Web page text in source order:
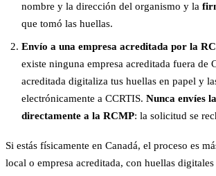
nombre y la dirección del organismo y la
que tomó las huellas.
Envío a una empresa acreditada por la
existe ninguna empresa acreditada fuera de
acreditada digitaliza tus huellas en papel y
electrónicamente a CCRTIS. Nunca envíes
directamente a la RCMP: la solicitud se
Si estás físicamente en Canadá, el proceso es
local o empresa acreditada, con huellas